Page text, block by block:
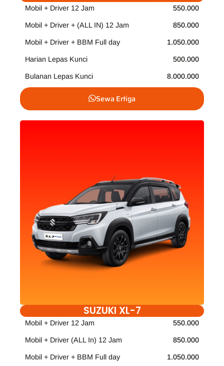
Mobil + Driver 12 Jam 550.000
Mobil + Driver + (ALL IN) 12 Jam 850.000
Mobil + Driver + BBM Full day 1.050.000
Harian Lepas Kunci 500.000
Bulanan Lepas Kunci 8.000.000
Sewa Ertiga
SUZUKI XL-7
Mobil + Driver 12 Jam 550.000
Mobil + Driver (ALL In) 12 Jam 850.000
Mobil + Driver + BBM Full day 1.050.000